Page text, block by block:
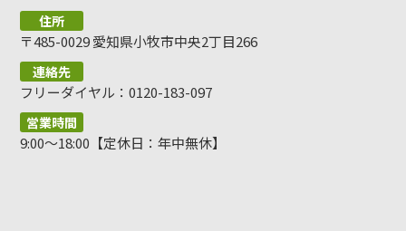
住所
〒485-0029 愛知県小牧市中央2丁目266
連絡先
フリーダイヤル：0120-183-097
営業時間
9:00～18:00【定休日：年中無休】